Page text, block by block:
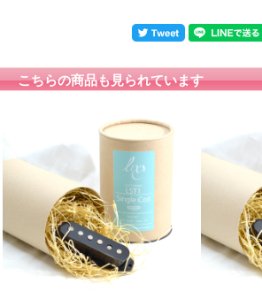
こちらの商品も見られています